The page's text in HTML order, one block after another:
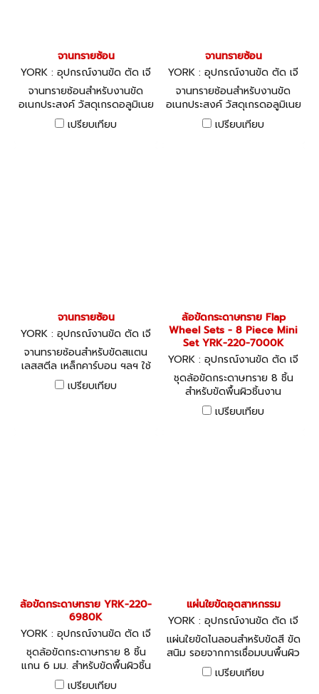
จานทรายซ้อน
YORK : อุปกรณ์งานขัด ตัด เจี
ยร์
จานทรายซ้อนสำหรับงานขัด
อเนกประสงค์ วัสดุเกรดอลูมิเนย
มออกไซด์ เหมาะสำหรับงานขัด
เหล็กหรือสแตนเลส
เปรียบเทียบ
จานทรายซ้อน
YORK : อุปกรณ์งานขัด ตัด เจี
ยร์
จานทรายซ้อนสำหรับงานขัด
อเนกประสงค์ วัสดุเกรดอลูมิเนย
มออกไซด์ เหมาะสำหรับงานขัด
เหล็กหรือสแตนเลส
เปรียบเทียบ
จานทรายซ้อน
YORK : อุปกรณ์งานขัด ตัด เจี
ยร์
จานทรายซ้อนสำหรับขัดสแตน
เลสสตีล เหล็กคาร์บอน ฯลฯ ใช้
ความเร็วรอบได้สูงสุด 13,280
รอบต่อนาที
เปรียบเทียบ
ล้อขัดกระดาษทราย Flap
Wheel Sets - 8 Piece Mini
Set YRK-220-7000K
YORK : อุปกรณ์งานขัด ตัด เจี
ยร์
ชุดล้อขัดกระดาษทราย 8 ชิ้น
สำหรับขัดพื้นผิวชิ้นงาน
เปรียบเทียบ
ล้อขัดกระดาษทราย YRK-220-
6980K
YORK : อุปกรณ์งานขัด ตัด เจี
ยร์
ชุดล้อขัดกระดาษทราย 8 ชิ้น
แกน 6 มม. สำหรับขัดพื้นผิวชิ้น
งาน
เปรียบเทียบ
แผ่นใยขัดอุตสาหกรรม
YORK : อุปกรณ์งานขัด ตัด เจี
ยร์
แผ่นใยขัดไนลอนสำหรับขัดสี ขัด
สนิม รอยจากการเชื่อมบนพื้นผิว
งาน
เปรียบเทียบ